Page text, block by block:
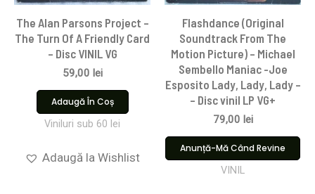
The Alan Parsons Project –
The Turn Of A Friendly Card
– Disc VINIL VG
59,00 lei
Adaugă În Coș
Viniluri sub 60 lei
Adaugă la Wishlist
Flashdance (Original
Soundtrack From The
Motion Picture) – Michael
Sembello Maniac -Joe
Esposito Lady, Lady, Lady –
– Disc vinil LP VG+
79,00 lei
Anunță-Mă Când Revine
VINIL